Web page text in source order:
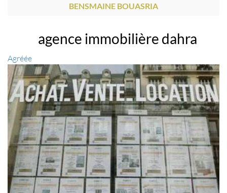
BENSMAINE BOUASRIA
agence immobilière dahra
Agréée